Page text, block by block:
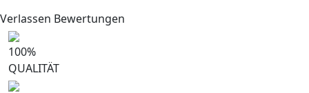
Verlassen Bewertungen
100%
QUALITÄT